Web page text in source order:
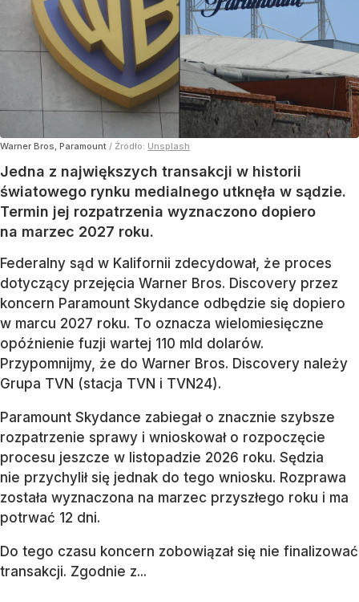
Warner Bros, Paramount / Źródło: Unsplash
Jedna z największych transakcji w historii
światowego rynku medialnego utknęła w sądzie.
Termin jej rozpatrzenia wyznaczono dopiero
na marzec 2027 roku.
Federalny sąd w Kalifornii zdecydował, że proces
dotyczący przejęcia Warner Bros. Discovery przez
koncern Paramount Skydance odbędzie się dopiero
w marcu 2027 roku. To oznacza wielomiesięczne
opóźnienie fuzji wartej 110 mld dolarów.
Przypomnijmy, że do Warner Bros. Discovery należy
Grupa TVN (stacja TVN i TVN24).
Paramount Skydance zabiegał o znacznie szybsze
rozpatrzenie sprawy i wnioskował o rozpoczęcie
procesu jeszcze w listopadzie 2026 roku. Sędzia
nie przychylił się jednak do tego wniosku. Rozprawa
została wyznaczona na marzec przyszłego roku i ma
potrwać 12 dni.
Do tego czasu koncern zobowiązał się nie finalizować
transakcji. Zgodnie z...